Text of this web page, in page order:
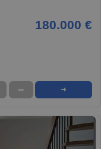
180.000 €
➦ ➜